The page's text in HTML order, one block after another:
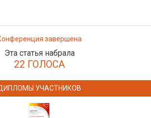
завершена
Эта статья набрала
22 ГОЛОСА
УЧАСТНИКОВ